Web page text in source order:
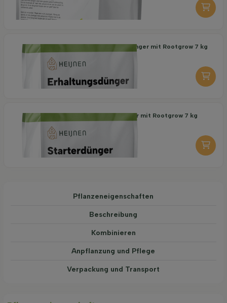
-
Organischer Erhaltungsdünger mit Rootgrow 7 kg
-
Organischer Starterdünger mit Rootgrow 7 kg
Pflanzeneigenschaften
Beschreibung
Kombinieren
Anpflanzung und Pflege
Verpackung und Transport